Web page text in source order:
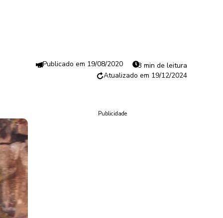
19/08/2020
3 min de leitura
19/12/2024
Publicidade